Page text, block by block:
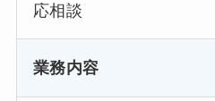
応相談
業務内容